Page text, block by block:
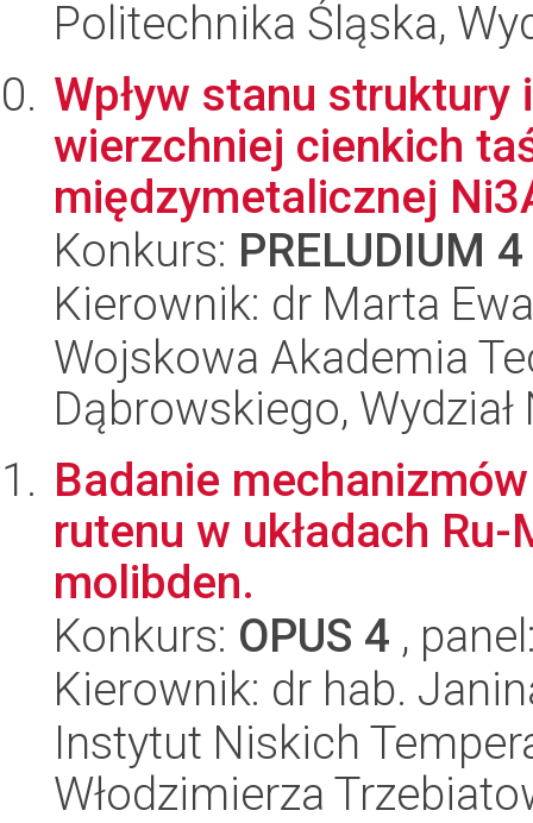
Politechnika Śląska,
Wpływ stanu
wierzchniej cienkich
międzymetalicznej
Konkurs: PRELUDIUM 4
Kierownik: dr Marta
Wojskowa Akademia
Dąbrowskiego,
Badanie
rutenu w układach
molibden.
Konkurs: OPUS 4 ,
Kierownik: dr hab.
Instytut Niskich
Włodzimierza